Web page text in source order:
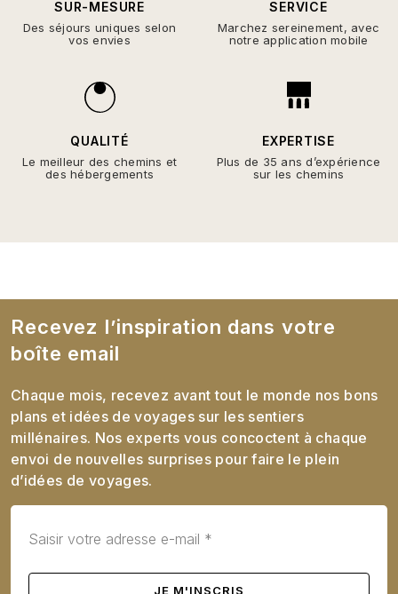
SUR-MESURE
Des séjours uniques selon
vos envies
SERVICE
Marchez sereinement, avec
notre application mobile
QUALITÉ
Le meilleur des chemins et
des hébergements
EXPERTISE
Plus de 35 ans d’expérience
sur les chemins
Recevez l’inspiration dans votre
boîte email
Chaque mois, recevez avant tout le monde nos bons
plans et idées de voyages sur les sentiers
millénaires. Nos experts vous concoctent à chaque
envoi de nouvelles surprises pour faire le plein
d’idées de voyages.